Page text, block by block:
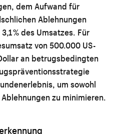
dem Aufwand für
Ablehnungen
% des Umsatzes. Für
von 500.000 US-
an betrugsbedingten
um sowohl
zu minimieren.